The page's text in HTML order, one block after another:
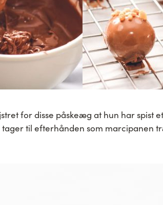
for disse påskeæg at hun har spist
til efterhånden som marcipanen